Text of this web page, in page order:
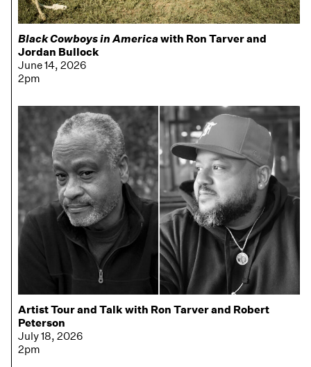
Black Cowboys in Americawith Ron Tarver and
Jordan Bullock
June 14, 2026
2pm
Artist Tour and Talk with Ron Tarver and Robert
Peterson
July 18, 2026
2pm